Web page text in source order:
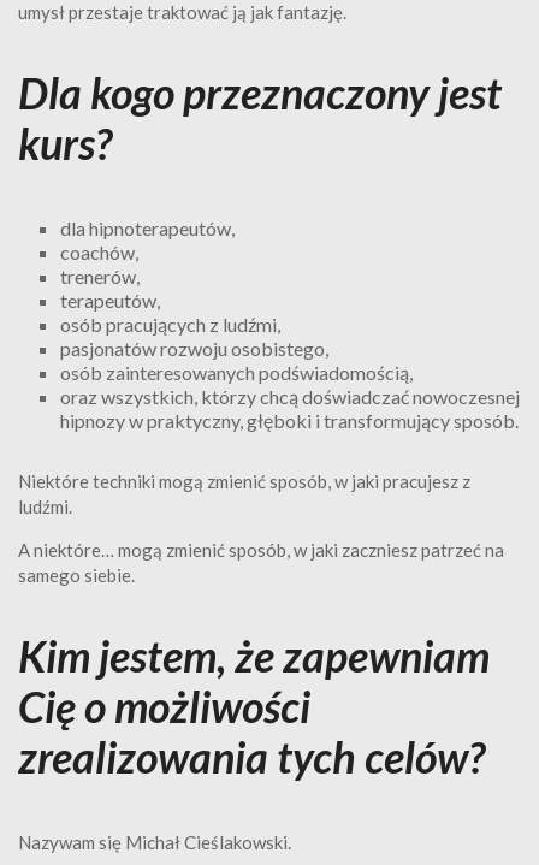
umysł przestaje traktować ją jak fantazję.
Dla kogo przeznaczony jest
kurs?
dla hipnoterapeutów,
coachów,
trenerów,
terapeutów,
osób pracujących z ludźmi,
pasjonatów rozwoju osobistego,
osób zainteresowanych podświadomością,
oraz wszystkich, którzy chcą doświadczać nowoczesnej
hipnozy w praktyczny, głęboki i transformujący sposób.
Niektóre techniki mogą zmienić sposób, w jaki pracujesz z
ludźmi.
A niektóre… mogą zmienić sposób, w jaki zaczniesz patrzeć na
samego siebie.
Kim jestem, że zapewniam
Cię o możliwości
zrealizowania tych celów?
Nazywam się Michał Cieślakowski.